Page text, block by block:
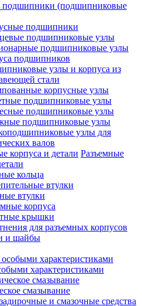
подшипники (подшипниковые
подшипники
подшипниковые узлы
подшипниковые узлы
подшипников
узлы и корпуса из
стали
корпусные узлы
подшипниковые узлы
подшипниковые узлы
подшипниковые узлы
узлы для
валов
Разъемные
кольца
втулки
втулки
корпуса
крышки
для разъемных корпусов
и шайбы
характеристиками
смазывание